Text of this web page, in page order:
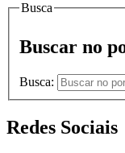
Busca
Buscar no
Busca:
Redes Sociais